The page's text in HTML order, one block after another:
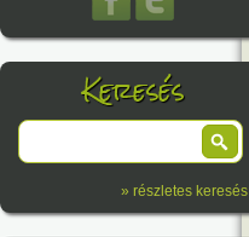
Keresés
» részletes keresés